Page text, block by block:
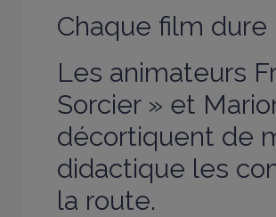
Chaque film
Les animateurs
Sorcier » et
décortiquent de
didactique les
la route.